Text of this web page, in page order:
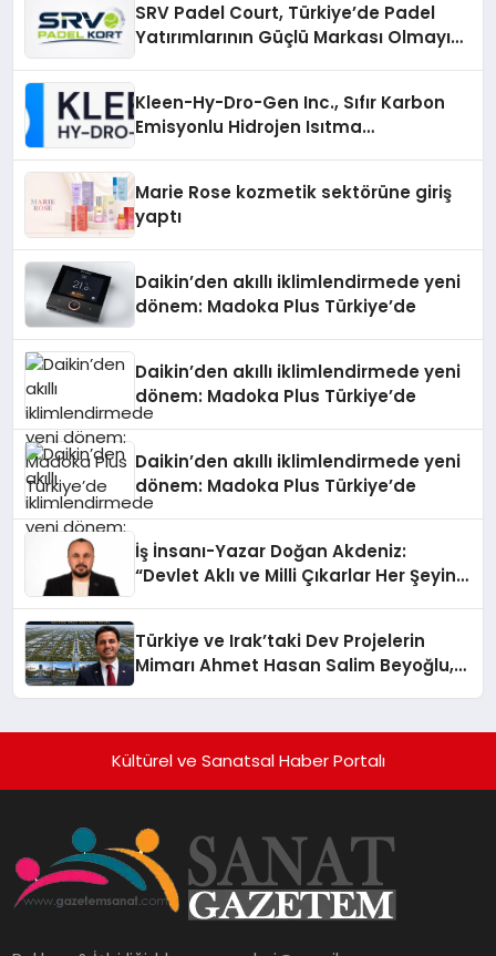
SRV Padel Court, Türkiye’de Padel
Yatırımlarının Güçlü Markası Olmayı
Kleen-Hy-Dro-Gen Inc., Sıfır Karbon
Emisyonlu Hidrojen Isıtma
Marie Rose kozmetik sektörüne giriş
yaptı
Daikin’den akıllı iklimlendirmede yeni
dönem: Madoka Plus Türkiye’de
Daikin’den akıllı iklimlendirmede yeni
dönem: Madoka Plus Türkiye’de
Daikin’den akıllı iklimlendirmede yeni
dönem: Madoka Plus Türkiye’de
İş İnsanı-Yazar Doğan Akdeniz:
“Devlet Aklı ve Milli Çıkarlar Her Şeyin
Türkiye ve Irak’taki Dev Projelerin
Mimarı Ahmet Hasan Salim Beyoğlu,
Hayata Geçirecek
Kültürel ve Sanatsal Haber Portalı